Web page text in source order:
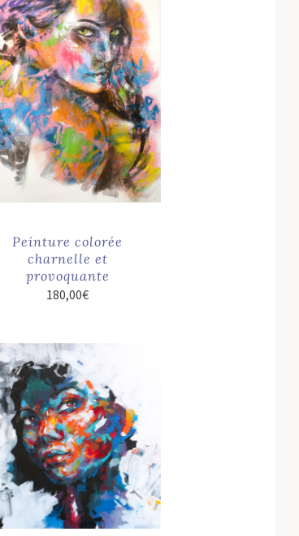
Peinture colorée
charnelle et
provoquante
180,00€